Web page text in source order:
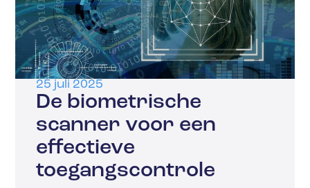
25 juli 2025
De biometrische
scanner voor een
effectieve
toegangscontrole